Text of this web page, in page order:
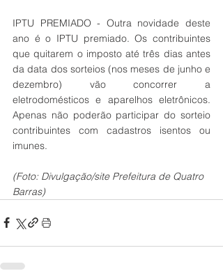
IPTU PREMIADO - Outra novidade deste
ano é o IPTU premiado. Os contribuintes
que quitarem o imposto até três dias antes
da data dos sorteios (nos meses de junho e
dezembro) vão concorrer a
eletrodomésticos e aparelhos eletrônicos.
Apenas não poderão participar do sorteio
contribuintes com cadastros isentos ou
imunes.
(Foto: Divulgação/site Prefeitura de Quatro
Barras)